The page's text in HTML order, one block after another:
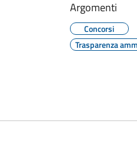
Argomenti
Concorsi
Trasparenza